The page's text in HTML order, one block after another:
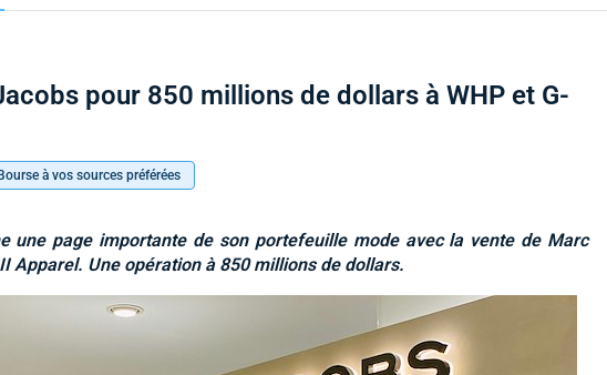
pour 850 millions de dollars à WHP et G-
à vos sources préférées
une page importante de son portefeuille mode avec la vente de Marc
Apparel. Une opération à 850 millions de dollars.